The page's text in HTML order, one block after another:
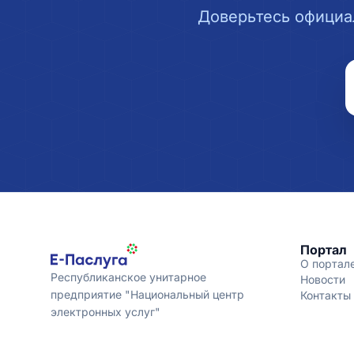
Доверьтесь
Республиканское унитарное
предприятие "Национальный центр
электронных услуг"
Портал
О
Новости
Контакты